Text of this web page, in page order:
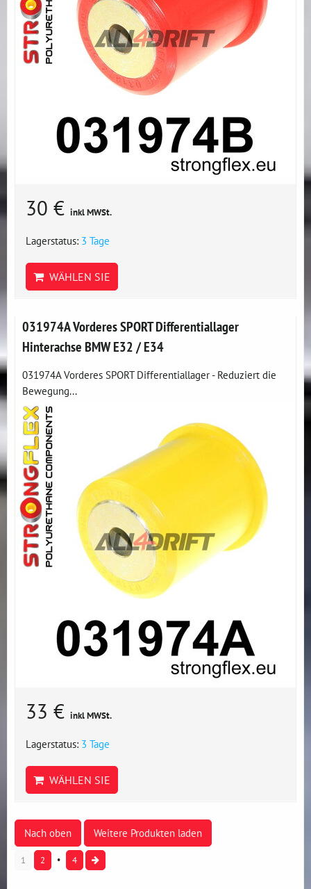
30 € inkl MWSt.
Lagerstatus: 3 Tage
WÄHLEN SIE
031974A Vorderes SPORT Differentiallager
Hinterachse BMW E32 / E34
031974A Vorderes SPORT Differentiallager - Reduziert die
Bewegung...
33 € inkl MWSt.
Lagerstatus: 3 Tage
WÄHLEN SIE
Nach oben Weitere Produkten laden
1 2 4